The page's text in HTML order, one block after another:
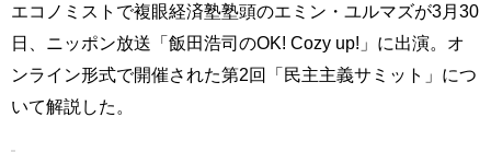
エコノミストで複眼経済塾塾頭のエミン・ユルマズが3月30
日、ニッポン放送「飯田浩司のOK! Cozy up!」に出演。オ
ンライン形式で開催された第2回「民主主義サミット」につ
いて解説した。